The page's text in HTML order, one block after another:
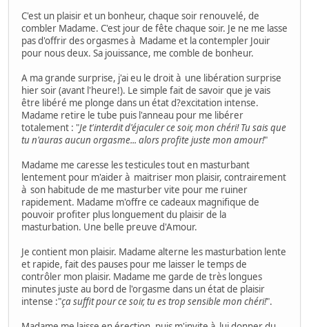
C'est un plaisir et un bonheur, chaque soir renouvelé, de
combler Madame. C'est jour de fête chaque soir. Je ne me lasse
pas d'offrir des orgasmes à Madame et la contempler Jouir
pour nous deux. Sa jouissance, me comble de bonheur.
A ma grande surprise, j'ai eu le droit à une libération surprise
hier soir (avant l'heure!). Le simple fait de savoir que je vais
être libéré me plonge dans un état d?excitation intense.
Madame retire le tube puis l'anneau pour me libérer
totalement : "Je t'interdit d'éjaculer ce soir, mon chéri! Tu sais que
tu n'auras aucun orgasme... alors profite juste mon amour!"
Madame me caresse les testicules tout en masturbant
lentement pour m'aider à maitriser mon plaisir, contrairement
à son habitude de me masturber vite pour me ruiner
rapidement. Madame m'offre ce cadeaux magnifique de
pouvoir profiter plus longuement du plaisir de la
masturbation. Une belle preuve d'Amour.
Je contient mon plaisir. Madame alterne les masturbation lente
et rapide, fait des pauses pour me laisser le temps de
contrôler mon plaisir. Madame me garde de très longues
minutes juste au bord de l'orgasme dans un état de plaisir
intense :"ça suffit pour ce soir, tu es trop sensible mon chéri!".